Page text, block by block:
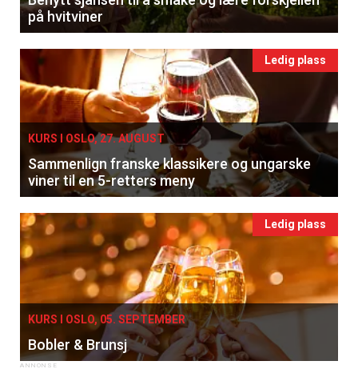
på hvitviner
Ledig plass
KURS I OSLO, 27. AUGUST
Sammenlign franske klassikere og ungarske
viner til en 5-retters meny
Ledig plass
KURS I OSLO, 05. SEPTEMBER
Bobler & Brunsj